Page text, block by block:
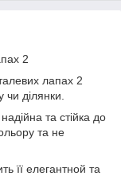
2
лапах 2
ділянки.
та стійка до
та не
її елегантной та